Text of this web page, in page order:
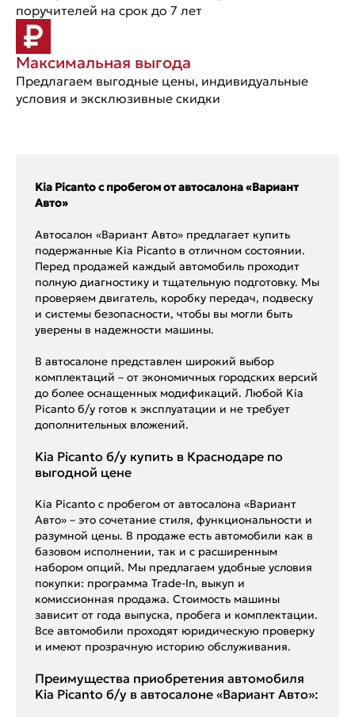
поручителей на срок до 7 лет
Максимальная выгода
Предлагаем выгодные цены, индивидуальные
условия и эксклюзивные скидки
Kia Picanto с пробегом от автосалона «Вариант
Авто»
Автосалон «Вариант Авто» предлагает купить
подержанные Kia Picanto в отличном состоянии.
Перед продажей каждый автомобиль проходит
полную диагностику и тщательную подготовку. Мы
проверяем двигатель, коробку передач, подвеску
и системы безопасности, чтобы вы могли быть
уверены в надежности машины.
В автосалоне представлен широкий выбор
комплектаций – от экономичных городских версий
до более оснащенных модификаций. Любой Kia
Picanto б/у готов к эксплуатации и не требует
дополнительных вложений.
Kia Picanto б/у купить в Краснодаре по
выгодной цене
Kia Picanto с пробегом от автосалона «Вариант
Авто» – это сочетание стиля, функциональности и
разумной цены. В продаже есть автомобили как в
базовом исполнении, так и с расширенным
набором опций. Мы предлагаем удобные условия
покупки: программа Trade-In, выкуп и
комиссионная продажа. Стоимость машины
зависит от года выпуска, пробега и комплектации.
Все автомобили проходят юридическую проверку
и имеют прозрачную историю обслуживания.
Преимущества приобретения автомобиля
Kia Picanto б/у в автосалоне «Вариант Авто»: